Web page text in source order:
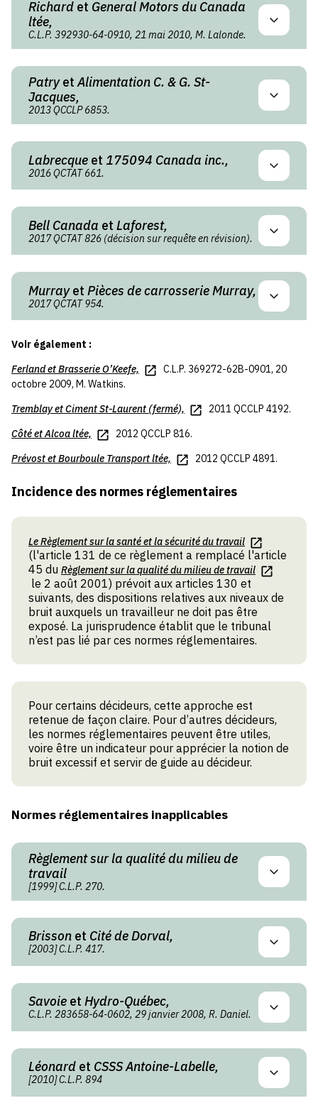
Richard et General Motors du Canada
ltée,
C.L.P. 392930-64-0910, 21 mai 2010, M. Lalonde.
PatryetAlimentation C. & G. St-
Jacques,
2013 QCCLP 6853.
Labrecque et 175094 Canada inc.,
2016 QCTAT 661.
Bell Canada et Laforest,
2017 QCTAT 826 (décision sur requête en révision).
Murrayet Pièces de carrosserie Murray,
2017 QCTAT 954.
Voir également :
FerlandetBrasserie O’Keefe,
C.L.P. 369272-62B-0901, 20
octobre 2009, M. Watkins.
TremblayetCiment St-Laurent (fermé),
2011 QCCLP 4192.
CôtéetAlcoa ltée,
2012 QCCLP 816.
PrévostetBourboule Transport ltée, 2012 QCCLP 4891.
Incidence des normes réglementaires
Le Règlement sur la santé et la sécurité du travail
(l'article 131 de ce règlement a remplacé l'article
45 du Règlement sur la qualité du milieu de travail
le 2 août 2001) prévoit aux articles 130 et
suivants, des dispositions relatives aux niveaux de
bruit auxquels un travailleur ne doit pas être
exposé. La jurisprudence établit que le tribunal
n’est pas lié par ces normes réglementaires.
Pour certains décideurs, cette approche est
retenue de façon claire. Pour d’autres décideurs,
les normes réglementaires peuvent être utiles,
voire être un indicateur pour apprécier la notion de
bruit excessif et servir de guide au décideur.
Normes réglementaires inapplicables
Règlement sur la qualité du milieu de
travail
[1999] C.L.P. 270.
Brisson et Cité de Dorval,
[2003] C.L.P. 417.
Savoie et Hydro-Québec,
C.L.P. 283658-64-0602, 29 janvier 2008, R. Daniel.
Léonard et CSSS Antoine-Labelle,
[2010] C.L.P. 894